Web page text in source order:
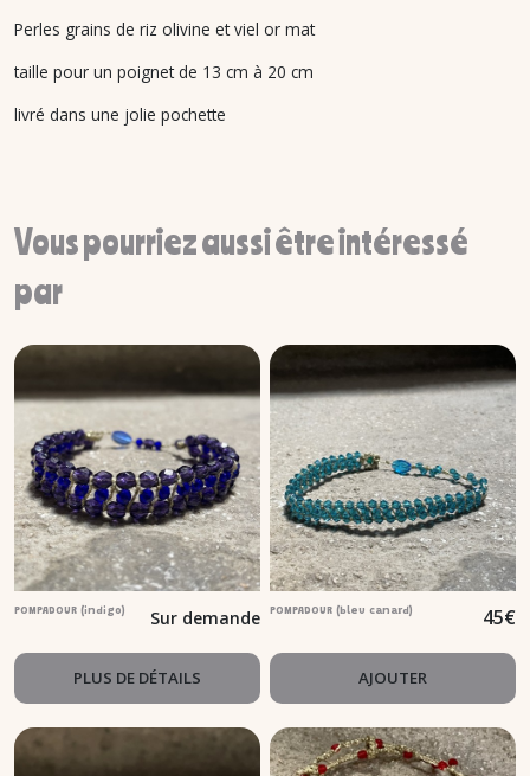
Perles grains de riz olivine et viel or mat
taille pour un poignet de 13 cm à 20 cm
livré dans une jolie pochette
Vous pourriez aussi être intéressé
par
POMPADOUR (indigo) Sur demande
PLUS DE DÉTAILS
POMPADOUR (bleu canard) 45€
AJOUTER